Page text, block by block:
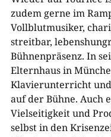
zudem gerne im
Vollblutmusiker,
streitbar,
Bühnenpräsenz. In
Elternhaus in
Klavierunterricht
auf der Bühne. Auch
Vielseitigkeit und
selbst in den